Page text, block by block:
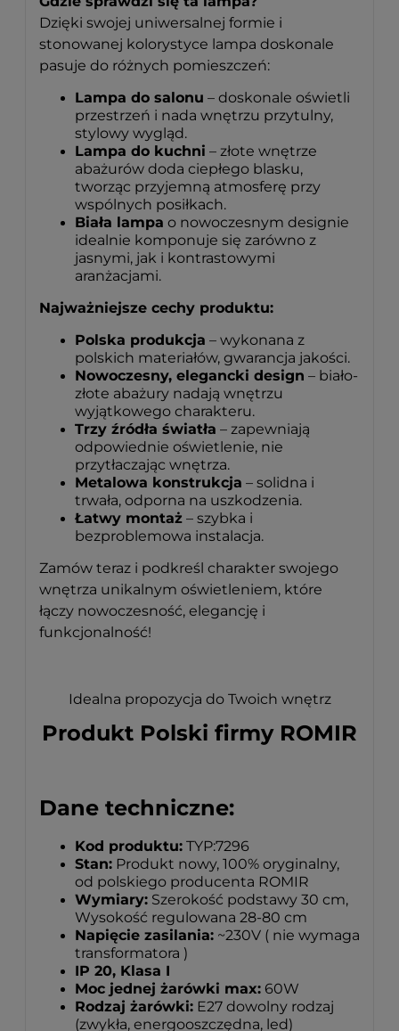
Dzięki swojej uniwersalnej formie i
stonowanej kolorystyce lampa doskonale
pasuje do różnych pomieszczeń:
Lampa do salonu – doskonale oświetli
przestrzeń i nada wnętrzu przytulny,
stylowy wygląd.
Lampa do kuchni – złote wnętrze
abażurów doda ciepłego blasku,
tworząc przyjemną atmosferę przy
wspólnych posiłkach.
Biała lampa o nowoczesnym designie
idealnie komponuje się zarówno z
jasnymi, jak i kontrastowymi
aranżacjami.
Najważniejsze cechy produktu:
Polska produkcja – wykonana z
polskich materiałów, gwarancja jakości.
Nowoczesny, elegancki design – biało-
złote abażury nadają wnętrzu
wyjątkowego charakteru.
Trzy źródła światła – zapewniają
odpowiednie oświetlenie, nie
przytłaczając wnętrza.
Metalowa konstrukcja – solidna i
trwała, odporna na uszkodzenia.
Łatwy montaż – szybka i
bezproblemowa instalacja.
Zamów teraz i podkreśl charakter swojego
wnętrza unikalnym oświetleniem, które
łączy nowoczesność, elegancję i
funkcjonalność!
Idealna propozycja do Twoich wnętrz
Produkt Polski firmy ROMIR
Dane techniczne:
Kod produktu: TYP:7296
Stan: Produkt nowy, 100% oryginalny,
od polskiego producenta ROMIR
Wymiary: Szerokość podstawy 30 cm,
Wysokość regulowana 28-80 cm
Napięcie zasilania: ~230V ( nie wymaga
transformatora )
IP 20, Klasa I
Moc jednej żarówki max: 60W
Rodzaj żarówki: E27 dowolny rodzaj
(zwykła, energooszczędna, led)